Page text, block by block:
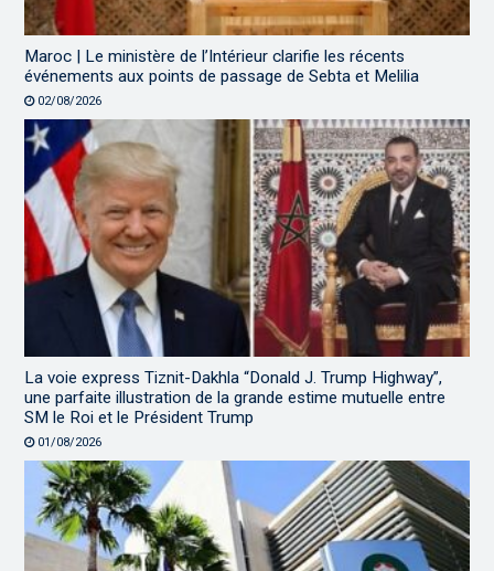
Maroc | Le ministère de l’Intérieur clarifie les récents
événements aux points de passage de Sebta et Melilia
02/08/2026
La voie express Tiznit-Dakhla “Donald J. Trump Highway”,
une parfaite illustration de la grande estime mutuelle entre
SM le Roi et le Président Trump
01/08/2026